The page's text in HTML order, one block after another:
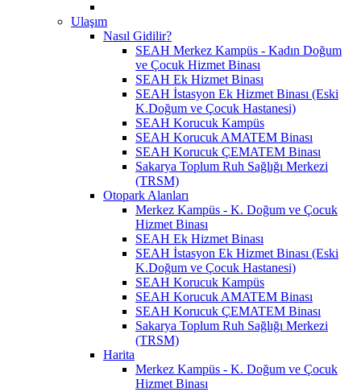
Ulaşım
Nasıl Gidilir?
SEAH Merkez Kampüs - Kadın Doğum
ve Çocuk Hizmet Binası
SEAH Ek Hizmet Binası
SEAH İstasyon Ek Hizmet Binası (Eski
K.Doğum ve Çocuk Hastanesi)
SEAH Korucuk Kampüs
SEAH Korucuk AMATEM Binası
SEAH Korucuk ÇEMATEM Binası
Sakarya Toplum Ruh Sağlığı Merkezi
(TRSM)
Otopark Alanları
Merkez Kampüs - K. Doğum ve Çocuk
Hizmet Binası
SEAH Ek Hizmet Binası
SEAH İstasyon Ek Hizmet Binası (Eski
K.Doğum ve Çocuk Hastanesi)
SEAH Korucuk Kampüs
SEAH Korucuk AMATEM Binası
SEAH Korucuk ÇEMATEM Binası
Sakarya Toplum Ruh Sağlığı Merkezi
(TRSM)
Harita
Merkez Kampüs - K. Doğum ve Çocuk
Hizmet Binası